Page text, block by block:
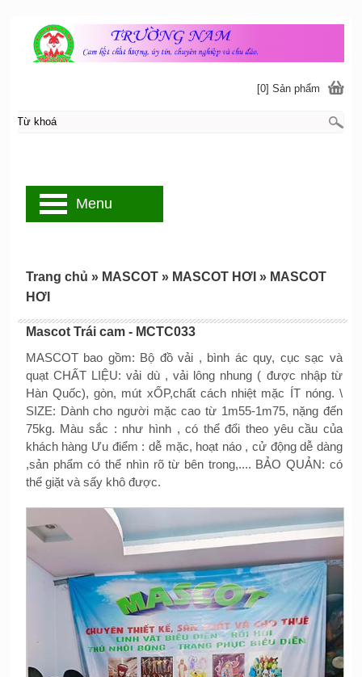
Mascot Trái cam - MCTC033
MASCOT bao gồm: Bộ đồ vải , bình ác quy, cục sạc và
quạt CHẤT LIỆU: vải dù , vải lông nhung ( được nhập từ
Hàn Quốc), gòn, mút xỐP,chất cách nhiệt mặc ÍT nóng. \
SIZE: Dành cho người mặc cao từ 1m55-1m75, nặng đến
75kg. Màu sắc : như hình , có thể đổi theo yêu cầu của
khách hàng Ưu điểm : dễ mặc, hoạt náo , cử động dễ dàng
,sản phẩm có thể nhìn rõ từ bên trong,.... BẢO QUẢN: có
thể giặt và sấy khô được.
Trang chủ » MASCOT » MASCOT HƠI » MASCOT
HƠI
[0] Sản phẩm
Menu